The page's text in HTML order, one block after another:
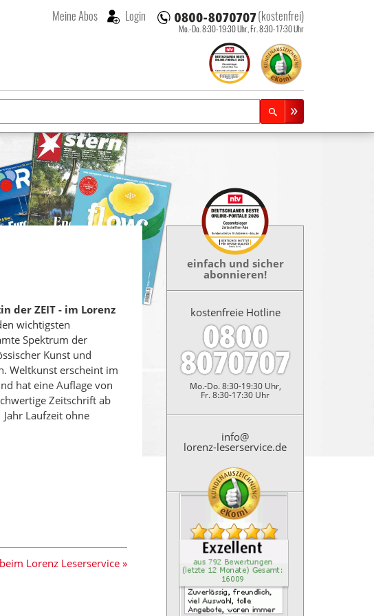
(kostenfrei)
Mo.-Do. 8:30-19:30 Uhr, Fr. 8:30-17:30 Uhr
Meine Abos Login
der ZEIT - im Lorenz
wichtigsten
Spektrum der
Kunst und
Weltkunst erscheint im
hat eine Auflage von
Zeitschrift ab
Laufzeit ohne
Lorenz Leserservice »
einfach und sicher
abonnieren!
kostenfreie Hotline
Mo.-Do. 8:30-19:30 Uhr,
Fr. 8:30-17:30 Uhr
info@
lorenz-leserservice.de
Kundenbewertung: 4.9
Zuverl&auml;ssig,